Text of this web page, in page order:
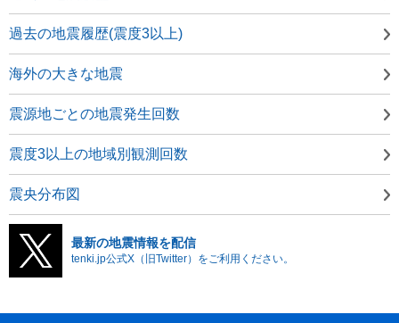
過去の地震履歴(震度3以上)
海外の大きな地震
震源地ごとの地震発生回数
震度3以上の地域別観測回数
震央分布図
最新の地震情報を配信
tenki.jp公式X（旧Twitter）をご利用ください。